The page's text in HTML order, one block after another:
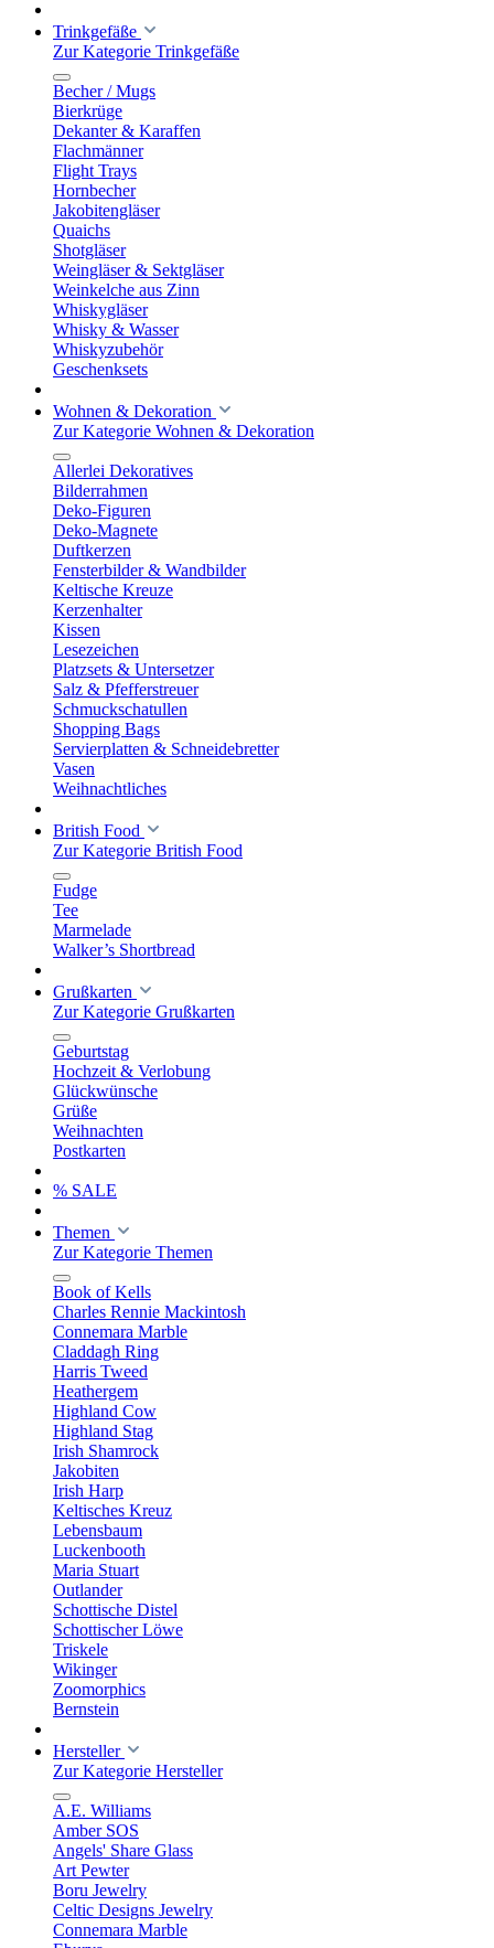
Trinkgefäße
Zur Kategorie Trinkgefäße
Becher / Mugs
Bierkrüge
Dekanter & Karaffen
Flachmänner
Flight Trays
Hornbecher
Jakobitengläser
Quaichs
Shotgläser
Weingläser & Sektgläser
Weinkelche aus Zinn
Whiskygläser
Whisky & Wasser
Whiskyzubehör
Geschenksets
Wohnen & Dekoration
Zur Kategorie Wohnen & Dekoration
Allerlei Dekoratives
Bilderrahmen
Deko-Figuren
Deko-Magnete
Duftkerzen
Fensterbilder & Wandbilder
Keltische Kreuze
Kerzenhalter
Kissen
Lesezeichen
Platzsets & Untersetzer
Salz & Pfefferstreuer
Schmuckschatullen
Shopping Bags
Servierplatten & Schneidebretter
Vasen
Weihnachtliches
British Food
Zur Kategorie British Food
Fudge
Tee
Marmelade
Walker’s Shortbread
Grußkarten
Zur Kategorie Grußkarten
Geburtstag
Hochzeit & Verlobung
Glückwünsche
Grüße
Weihnachten
Postkarten
% SALE
Themen
Zur Kategorie Themen
Book of Kells
Charles Rennie Mackintosh
Connemara Marble
Claddagh Ring
Harris Tweed
Heathergem
Highland Cow
Highland Stag
Irish Shamrock
Jakobiten
Irish Harp
Keltisches Kreuz
Lebensbaum
Luckenbooth
Maria Stuart
Outlander
Schottische Distel
Schottischer Löwe
Triskele
Wikinger
Zoomorphics
Bernstein
Hersteller
Zur Kategorie Hersteller
A.E. Williams
Amber SOS
Angels' Share Glass
Art Pewter
Boru Jewelry
Celtic Designs Jewelry
Connemara Marble